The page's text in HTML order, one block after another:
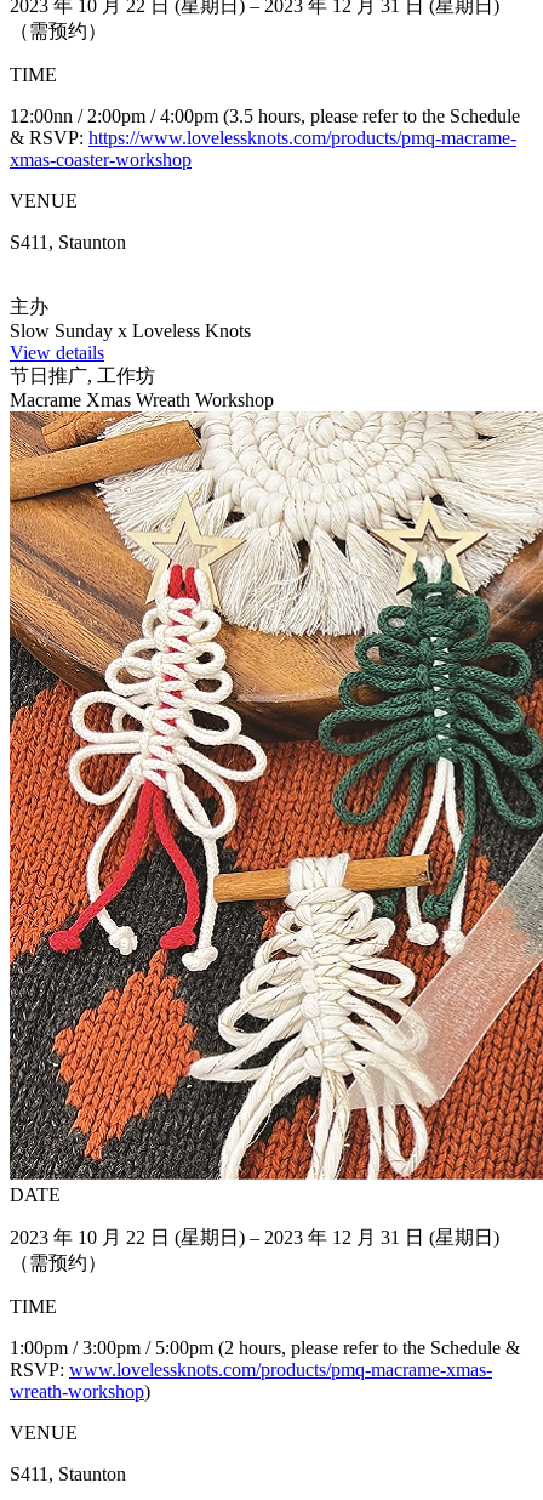
2023 年 10 月 22 日 (星期日) – 2023 年 12 月 31 日 (星期日)
（需预约）
TIME
12:00nn / 2:00pm / 4:00pm (3.5 hours, please refer to the Schedule
& RSVP: https://www.lovelessknots.com/products/pmq-macrame-
xmas-coaster-workshop
VENUE
S411, Staunton
主办
Slow Sunday x Loveless Knots
View details
节日推广, 工作坊
Macrame Xmas Wreath Workshop
DATE
2023 年 10 月 22 日 (星期日) – 2023 年 12 月 31 日 (星期日)
（需预约）
TIME
1:00pm / 3:00pm / 5:00pm (2 hours, please refer to the Schedule &
RSVP: www.lovelessknots.com/products/pmq-macrame-xmas-
wreath-workshop)
VENUE
S411, Staunton